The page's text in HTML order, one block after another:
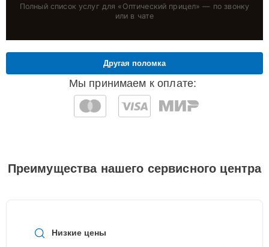
Полный список услуг для « Оптический прицел» — по звонку
или в чате
Мы принимаем к оплате:
Другая поломка
Преимущества нашего сервисного центра
Низкие цены